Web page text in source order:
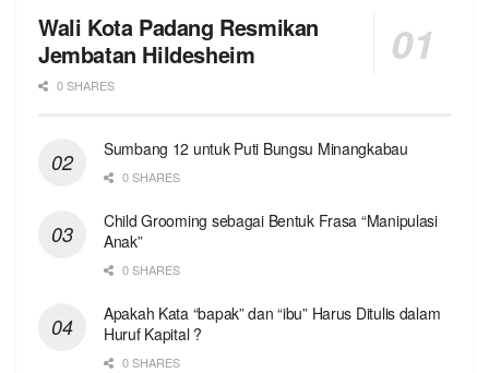
Wali Kota Padang Resmikan
Jembatan Hildesheim
0 SHARES
Sumbang 12 untuk Puti Bungsu Minangkabau
0 SHARES
Child Grooming sebagai Bentuk Frasa “Manipulasi
Anak”
0 SHARES
Apakah Kata “bapak” dan “ibu” Harus Ditulis dalam
Huruf Kapital ?
0 SHARES